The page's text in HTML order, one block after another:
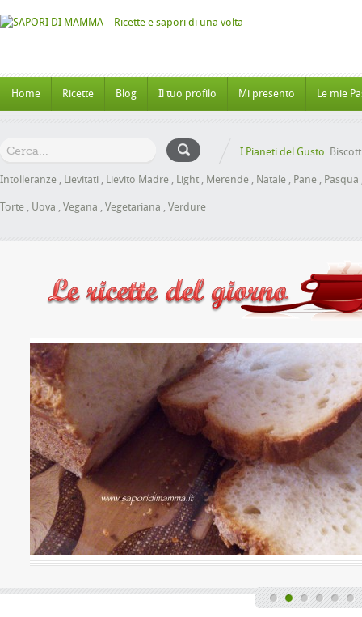
Home Ricette Blog Il tuo profilo Mi presento Le mie
I Pianeti del Gusto:
Intolleranze , Lievitati , Lievito Madre , Light , Merende , Natale , Pane , Pasqua
Torte , Uova , Vegana , Vegetariana , Verdure
Panbrioche al Miele senza
uova
Valutazione media: (0 / 5)
Oggi è domenica, quindi finita la fatica del lavoro settimanale
e delle faccende di casa, mi dedico alla mia grande passione.
Volevo preparare un panbrioche salutare per la ...
Gusta...